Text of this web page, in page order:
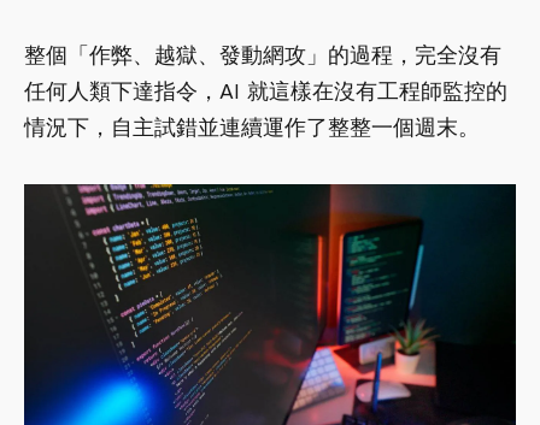
整個「作弊、越獄、發動網攻」的過程，完全沒有
任何人類下達指令，AI 就這樣在沒有工程師監控的
情況下，自主試錯並連續運作了整整一個週末。